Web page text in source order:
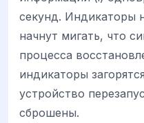
секунд. Индикаторы
начнут мигать, что
процесса
индикаторы
устройство
сброшены.